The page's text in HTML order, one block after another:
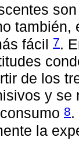
fácil 7.
de los
y se
8.
la